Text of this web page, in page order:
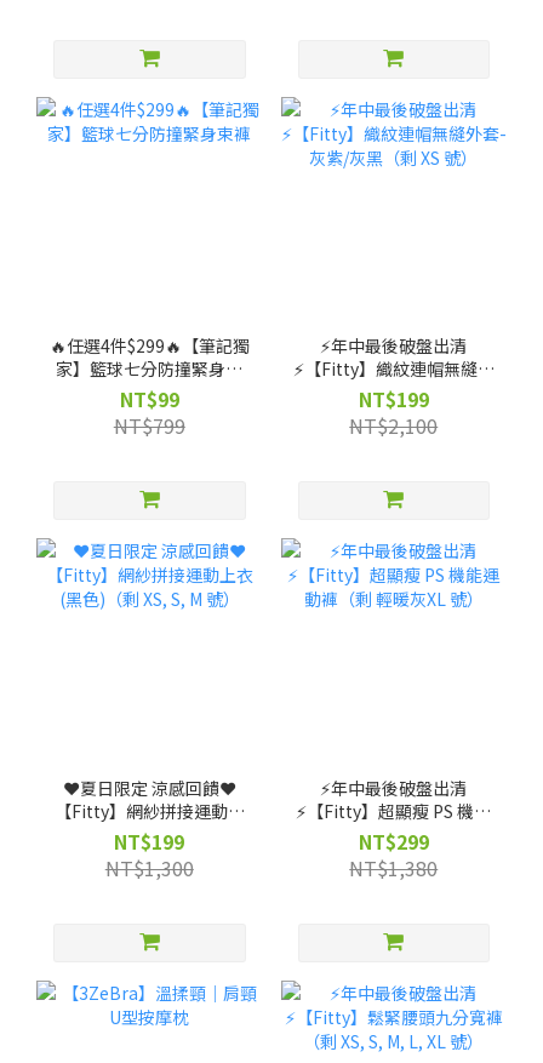
🔥任選4件$299🔥【筆記獨
家】籃球七分防撞緊身束
褲
NT$99
NT$799
⚡️年中最後破盤出清
⚡️【Fitty】織紋連帽無縫外
套-灰紫/灰黑（剩 XS 號）
NT$199
NT$2,100
❤️夏日限定 涼感回饋❤️
【Fitty】網紗拼接運動上
衣(黑色)（剩 XS, S, M 號）
NT$199
NT$1,300
⚡️年中最後破盤出清
⚡️【Fitty】超顯瘦 PS 機能
運動褲（剩 輕暖灰XL 號）
NT$299
NT$1,380